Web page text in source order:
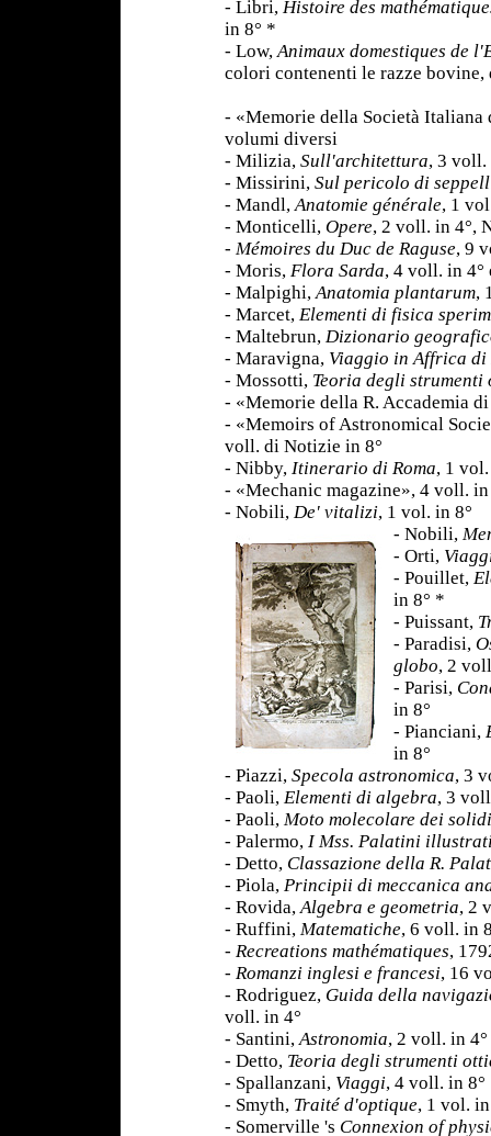
- Libri, Histoire des
in 8° *
- Low,Animaux domestiques de
colori contenenti le razze
- «Memorie della Società Italiana
volumi diversi
- Milizia, Sull'architettura, 3
- Missirini, Sul pericolo di
- Mandl,Anatomie générale, 1
- Monticelli, Opere, 2 voll. in 4°,
- Mémoires du Duc de Raguse, 9
- Moris, Flora Sarda, 4 voll. in 4°
- Malpighi,Anatomia plantarum,
- Marcet, Elementi di fisica
- Maltebrun, Dizionario
- Maravigna, Viaggio in Affrica
- Mossotti, Teoria degli strumenti
- «Memorie della R. Accademia
- «Memoirs of Astronomical
voll. di Notizie in 8°
- Nibby, Itinerario di Roma, 1
- «Mechanic magazine», 4 voll.
- Nobili, De' vitalizi, 1 vol. in 8°
- Nobili,
- Orti,
- Pouillet,
in 8° *
- Puissant,
- Paradisi,
globo, 2
- Parisi,
in 8°
- Pianciani,
in 8°
- Piazzi, Specola astronomica, 3
- Paoli, Elementi di algebra, 3
- Paoli, Moto molecolare dei solidi
- Palermo, I Mss. Palatini
- Detto, Classazione della R.
- Piola, Principii di meccanica
- Rovida,Algebra e geometria, 2
- Ruffini, Matematiche, 6 voll. in
- Recreations mathématiques,
- Romanzi inglesi e francesi, 16
- Rodriguez, Guida della
voll. in 4°
- Santini,Astronomia, 2 voll. in
- Detto, Teoria degli strumenti
- Spallanzani, Viaggi, 4 voll. in 8°
- Smyth, Traité d'optique, 1 vol.
- Somerville 's Connexion of